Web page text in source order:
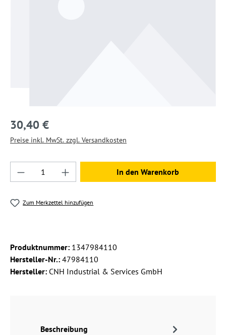
30,40 €
Preise inkl. MwSt. zzgl. Versandkosten
Produkt Anzahl: Gib den gewünschten
In den Warenkorb
Zum Merkzettel hinzufügen
Produktnummer: 1347984110
Hersteller-Nr.: 47984110
Hersteller: CNH Industrial & Services GmbH
Beschreibung